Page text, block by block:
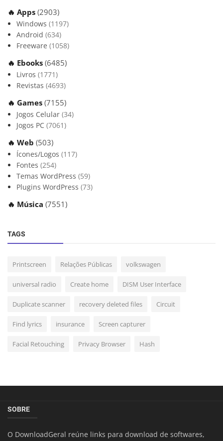
🔥 Apps (2903)
Windows (1197)
Android (634)
Freeware (1058)
🔥 Ebooks (6485)
Livros (1771)
Revistas (4693)
🔥 Games (7155)
Jogos Celular (34)
Jogos PC (7061)
🔥 Web (503)
Ícones/Logos (117)
Fontes (254)
Temas WordPress (59)
Plugins WordPress (73)
🔥 Música (7551)
TAGS
Printscreen Relações Públicas volkswagen
universal radio Create home DISM User Interface
Duplicate scanner recovery deleted files Circuit
Find lyrics insurance Screen capturer
Facial Retouching Privacy Browser Hash
SOBRE
O DownloadGeral reúne links para download de softwares,